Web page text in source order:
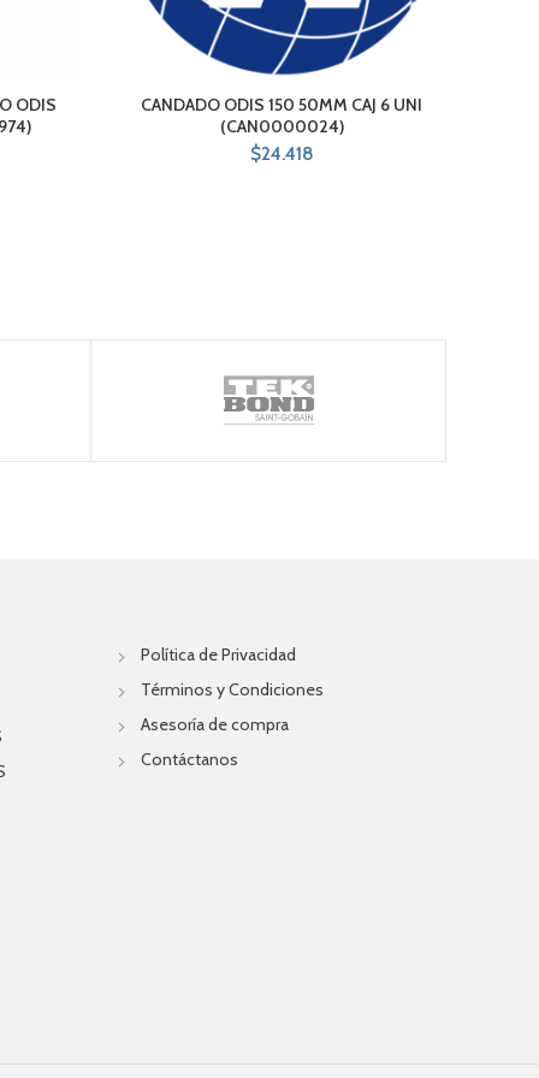
ODIS
CANDADO ODIS 150 50MM CAJ 6 UNI
(CAN0000024)
$24.418
Política de Privacidad
Términos y Condiciones
Asesoría de compra
Contáctanos